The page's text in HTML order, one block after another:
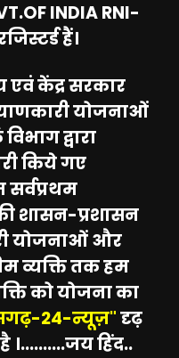
INDIA RNI-
हैं।
एवं केंद्र सरकार
योजनाओं
द्वारा
किये गए
सर्वप्रथम
शासन-प्रशासन
योजनाओं और
व्यक्ति तक हम
को योजना का
24-न्यूज़"दृढ़
हिंद..